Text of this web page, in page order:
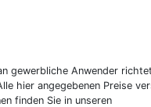
gewerbliche Anwender
hier angegebenen Preise
finden Sie in unseren